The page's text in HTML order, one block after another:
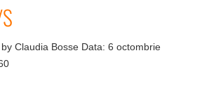
Claudia Bosse Data: 6 octombrie